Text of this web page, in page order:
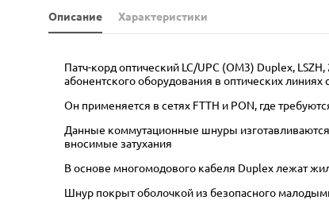
Описание Характеристики
Патч-корд оптический LC/UPC (OM3) Duplex,
абонентского оборудования в оптических линиях
Он применяется в сетях FTTH и PON, где
Данные коммутационные шнуры изготавливаются
вносимые затухания
В основе многомодового кабеля Duplex лежат
Шнур покрыт оболочкой из безопасного